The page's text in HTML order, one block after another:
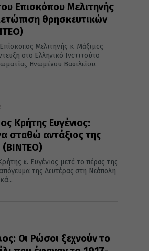
Επισκόπου Μελιτηνής
θρησκευτικών
Μελιτηνής κ. Μάξιμος
στο Ελληνικό Ινστιτούτο
Ηνωμένου Βασιλείου.
Κρήτης Ευγένιος:
σταθώ αντάξιος της
(ΒΙΝΤΕΟ)
κ. Ευγένιος μετά το πέρας της
της Δευτέρας στη Νεάπολη
Οι Ρώσοι ξεχνούν το